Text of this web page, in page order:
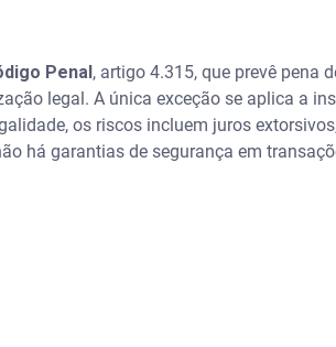
Penal, artigo 4.315, que prevê pena
legal. A única exceção se aplica a
os riscos incluem juros
há garantias de segurança em